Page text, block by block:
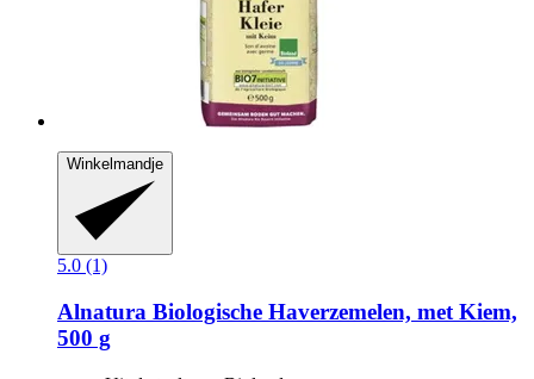
Winkelmandje
5.0 (1)
Alnatura Biologische Haverzemelen, met Kiem,
500 g